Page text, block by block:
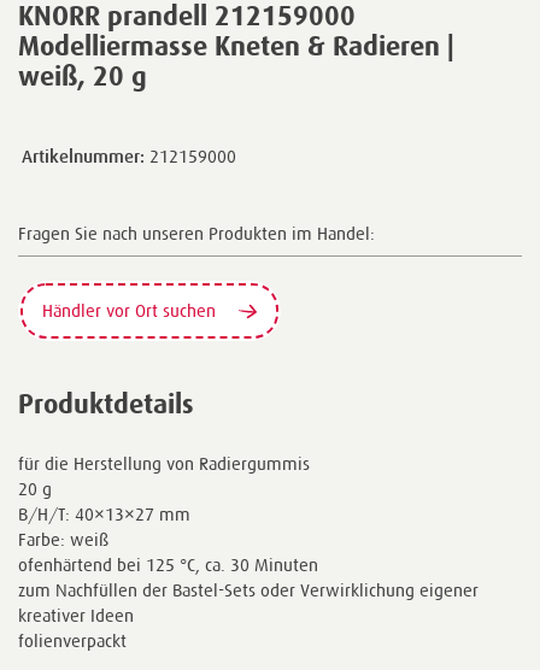
KNORR prandell 212159000
Modelliermasse Kneten & Radieren |
weiß, 20 g
Artikelnummer: 212159000
Fragen Sie nach unseren Produkten im Handel:
Händler vor Ort suchen
Produktdetails
für die Herstellung von Radiergummis
20 g
B/H/T: 40×13×27 mm
Farbe: weiß
ofenhärtend bei 125 °C, ca. 30 Minuten
zum Nachfüllen der Bastel-Sets oder Verwirklichung eigener
kreativer Ideen
folienverpackt